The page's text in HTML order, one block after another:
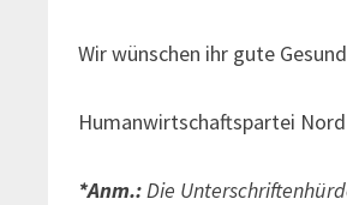
Wir wünschen ihr gute
Humanwirtschaftspartei Nord
*Anm.:Die